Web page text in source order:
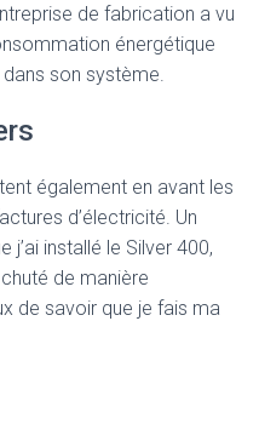
de fabrication a vu
énergétique
dans son système.
également en avant les
d’électricité. Un
j’ai installé le Silver 400,
de manière
de savoir que je fais ma